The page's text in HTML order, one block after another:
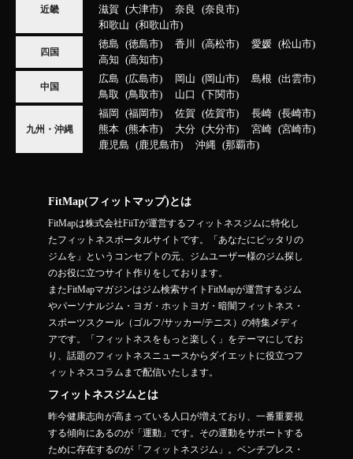
近畿
滋賀
大津市 奈良
奈良市
和歌山
和歌山市
四国
徳島 徳島市 香川 高松市 愛媛
松山市
高知
高知市
中国
広島 広島市 岡山 岡山市 島根
出雲市
鳥取
鳥取市 山口 下関市
九州・沖縄
福岡 福岡市 佐賀 佐賀市 長崎
長崎市
熊本
熊本市 大分 大分市 宮崎
宮崎市
鹿児島
鹿児島市 沖縄 那覇市
FitMap(フィットマップ)とは
FitMapは株式会社FiiTが運営するフィットネスジムに特化し
たフィットネスポータルサイトです。「あなたにピッタリの
ジムを」というコンセプトの元、ジムユーザー様のジム探し
のお役に立つサイト作りをしております。
またFitMapマガジンはジム検索サイトFitMapが運営するジム
やパーソナルジム・ヨガ・ホットヨガ・暗闇フィットネス・
スポーツスクール（ゴルフ/サッカー/テニス）の特集メディ
アです。「フィットネスをもっと楽しく」をテーマにしてお
り、話題のフィットネスニュースからダイエットに役立つフ
ィットネスコラムまで配信いたします。
フィットネスジムとは
昨今健康志向が高まっている人口が増えており、一番重要視
する傾向にあるのが「運動」です。その運動をサポートする
ために存在するのが「フィットネスジム」。ベンチプレス・